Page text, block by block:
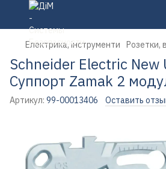
Електрика, інструменти Розетки,
Schneider Electric New
Суппорт Zamak 2
Артикул: 99-00013406 Оставить